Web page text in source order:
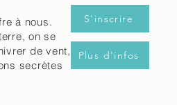
à nous.
on se
de vent,
secrètes
S'inscrire
Plus d'infos